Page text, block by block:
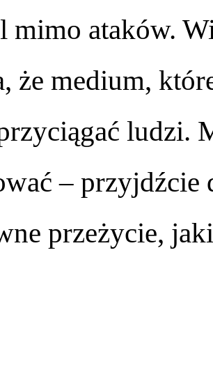
mimo ataków.
że medium,
ludzi.
– przyjdźcie
przeżycie,